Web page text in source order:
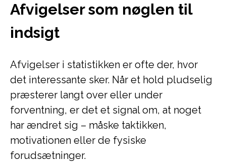
Afvigelser som nøglen til
indsigt
Afvigelser i statistikken er ofte der, hvor
det interessante sker. Når et hold pludselig
præsterer langt over eller under
forventning, er det et signal om, at noget
har ændret sig – måske taktikken,
motivationen eller de fysiske
forudsætninger.